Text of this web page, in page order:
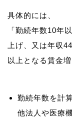
具体的には、
「勤続年数10年
上げ、又は年収
勤続年数を計
他法人や医療